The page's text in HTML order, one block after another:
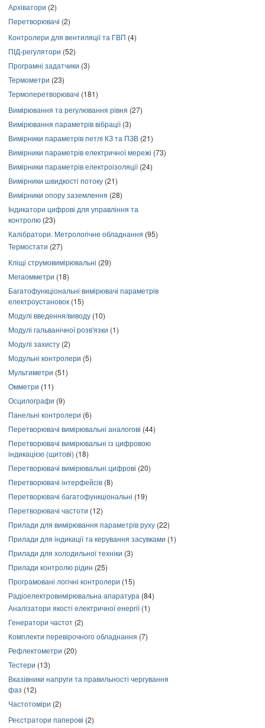
Архіватори (2)
Перетворювачі (2)
Контролери для вентиляції та ГВП (4)
ПІД-регулятори (52)
Програмні задатчики (3)
Термометри (23)
Термоперетворювачі (181)
Вимірювання та регулювання рівня (27)
Вимірювання параметрів вібрації(3)
Вимірники параметрів петлі КЗ та ПЗВ (21)
Вимірники параметрів електричної мережі (73)
Вимірники параметрів електроізоляції(24)
Вимірники швидкості потоку (21)
Вимірники опору заземлення (28)
Індикатори цифрові для управління та
контролю (23)
Калібратори. Метрологічне обладнання (95)
Термостати (27)
Кліщі струмовимірювальні (29)
Мегаомметри (18)
Багатофункціональні вимірювачі параметрів
електроустановок (15)
Модулі введення/виводу (10)
Модулі гальванічної розв'язки (1)
Модулі захисту (2)
Модульні контролери (5)
Мультиметри (51)
Омметри (11)
Осцилографи (9)
Панельні контролери (6)
Перетворювачі вимірювальні аналогові (44)
Перетворювачі вимірювальні із цифровою
індикацією (щитові) (18)
Перетворювачі вимірювальні цифрові (20)
Перетворювачі інтерфейсів (8)
Перетворювачі багатофункціональні (19)
Перетворювачі частоти (12)
Прилади для вимірювання параметрів руху (22)
Прилади для індикації та керування засувками (1)
Прилади для холодильної техніки (3)
Прилади контролю рідин (25)
Програмовані логічні контролери (15)
Радіоелектровимірювальна апаратура (84)
Аналізатори якості електричної енергії(1)
Генератори частот (2)
Комплекти перевірочного обладнання (7)
Рефлектометри (20)
Тестери (13)
Вказівники напруги та правильності чергування
фаз (12)
Частотоміри (2)
Реєстратори паперові (2)